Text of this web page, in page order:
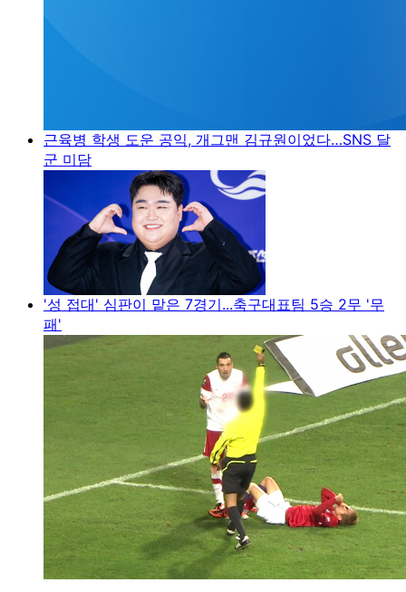
근육병 학생 도운 공익, 개그맨 김규원이었다…SNS 달
군 미담
'성 접대' 심판이 맡은 7경기...축구대표팀 5승 2무 '무
패'